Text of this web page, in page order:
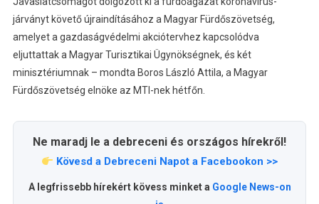
járványt követő újraindításához a Magyar Fürdőszövetség,
amelyet a gazdaságvédelmi akciótervhez kapcsolódva
eljuttattak a Magyar Turisztikai Ügynökségnek, és két
minisztériumnak – mondta Boros László Attila, a Magyar
Fürdőszövetség elnöke az MTI-nek hétfőn.
Ne maradj le a debreceni és országos hírekről!
Kövesd a Debreceni Napot a Facebookon >>
A legfrissebb hírekért kövess minket a Google News-on